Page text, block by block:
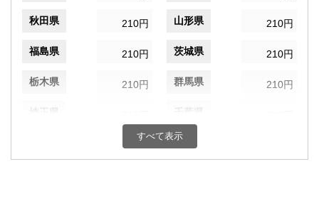
秋田県 210円 山形県 210円
福島県 210円 茨城県 210円
栃木県 210円 群馬県 210円
埼玉県 千葉県
210円 神奈川県
すべて表示